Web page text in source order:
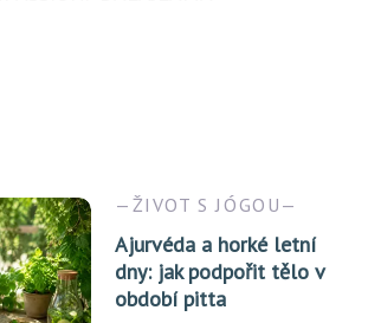
ŽIVOT S JÓGOU
Ajurvéda a horké letní
dny: jak podpořit tělo v
období pitta